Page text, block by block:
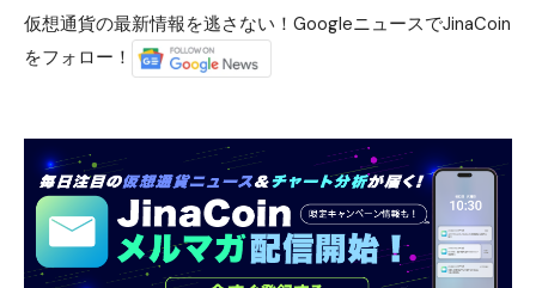
仮想通貨の最新情報を逃さない！GoogleニュースでJinaCoin
をフォロー！